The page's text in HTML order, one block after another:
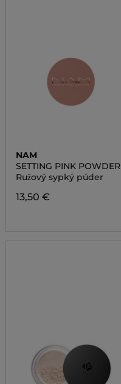
NAM
SETTING PINK POWDER
Ružový sypký púder
13,50 €